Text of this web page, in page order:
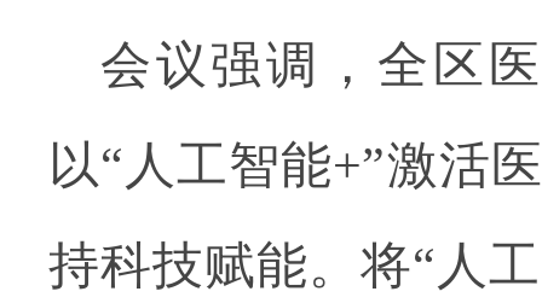
会议强调，全区
以“人工智能+”激活
持科技赋能。将“人